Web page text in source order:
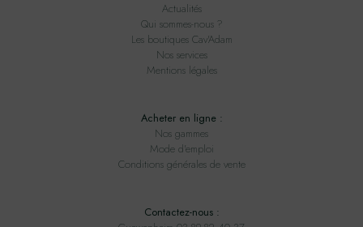
Actualités
Qui sommes-nous ?
Les boutiques Cav'Adam
Nos services
Mentions légales
Acheter en ligne :
Nos gammes
Mode d'emploi
Conditions générales de vente
Contactez-nous :